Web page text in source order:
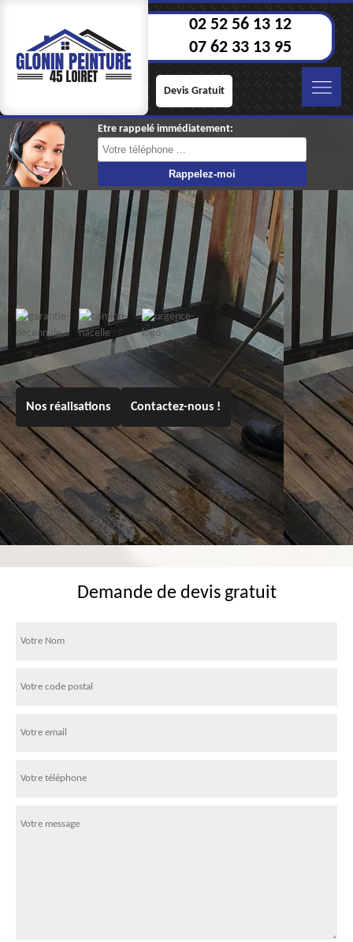
02 52 56 13 12
07 62 33 13 95
Devis Gratuit
Etre rappelé immédiatement:
Nos réalisations Contactez-nous !
Demande de devis gratuit